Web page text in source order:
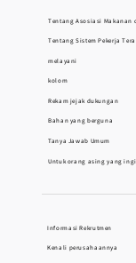
Informasi Rekrutmen
Kenali perusahaannya
Tentang Asosiasi Makanan
Tentang Sistem Pekerja
melayani
kolom
Rekam jejak dukungan
Bahan yang berguna
Tanya Jawab Umum
Untuk orang asing yang